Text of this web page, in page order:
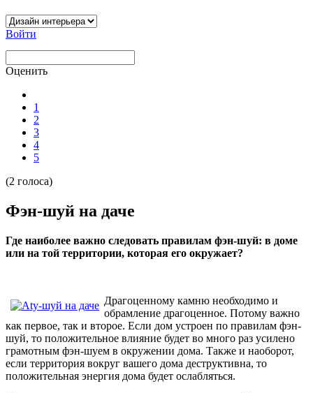
Войти
Оценить
1
2
3
4
5
(2 голоса)
Фэн-шуй на даче
Где наиболее важно следовать правилам фэн-шуй: в доме
или на той территории, которая его окружает?
Драгоценному камню необходимо и
обрамление драгоценное. Потому важно
как первое, так и второе. Если дом устроен по правилам фэн-
шуй, то положительное влияние будет во много раз усилено
грамотным фэн-шуем в окружении дома. Также и наоборот,
если территория вокруг вашего дома деструктивна, то
положительная энергия дома будет ослабляться.